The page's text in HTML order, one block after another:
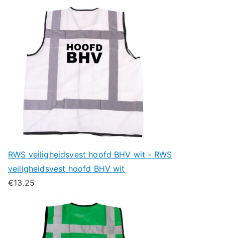
RWS veiligheidsvest hoofd BHV wit - RWS
veiligheidsvest hoofd BHV wit
€13.25